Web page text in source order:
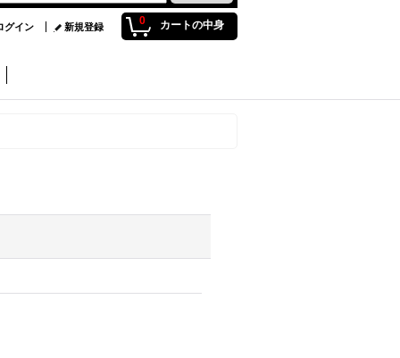
0 カートの中身
グイン 新規登録